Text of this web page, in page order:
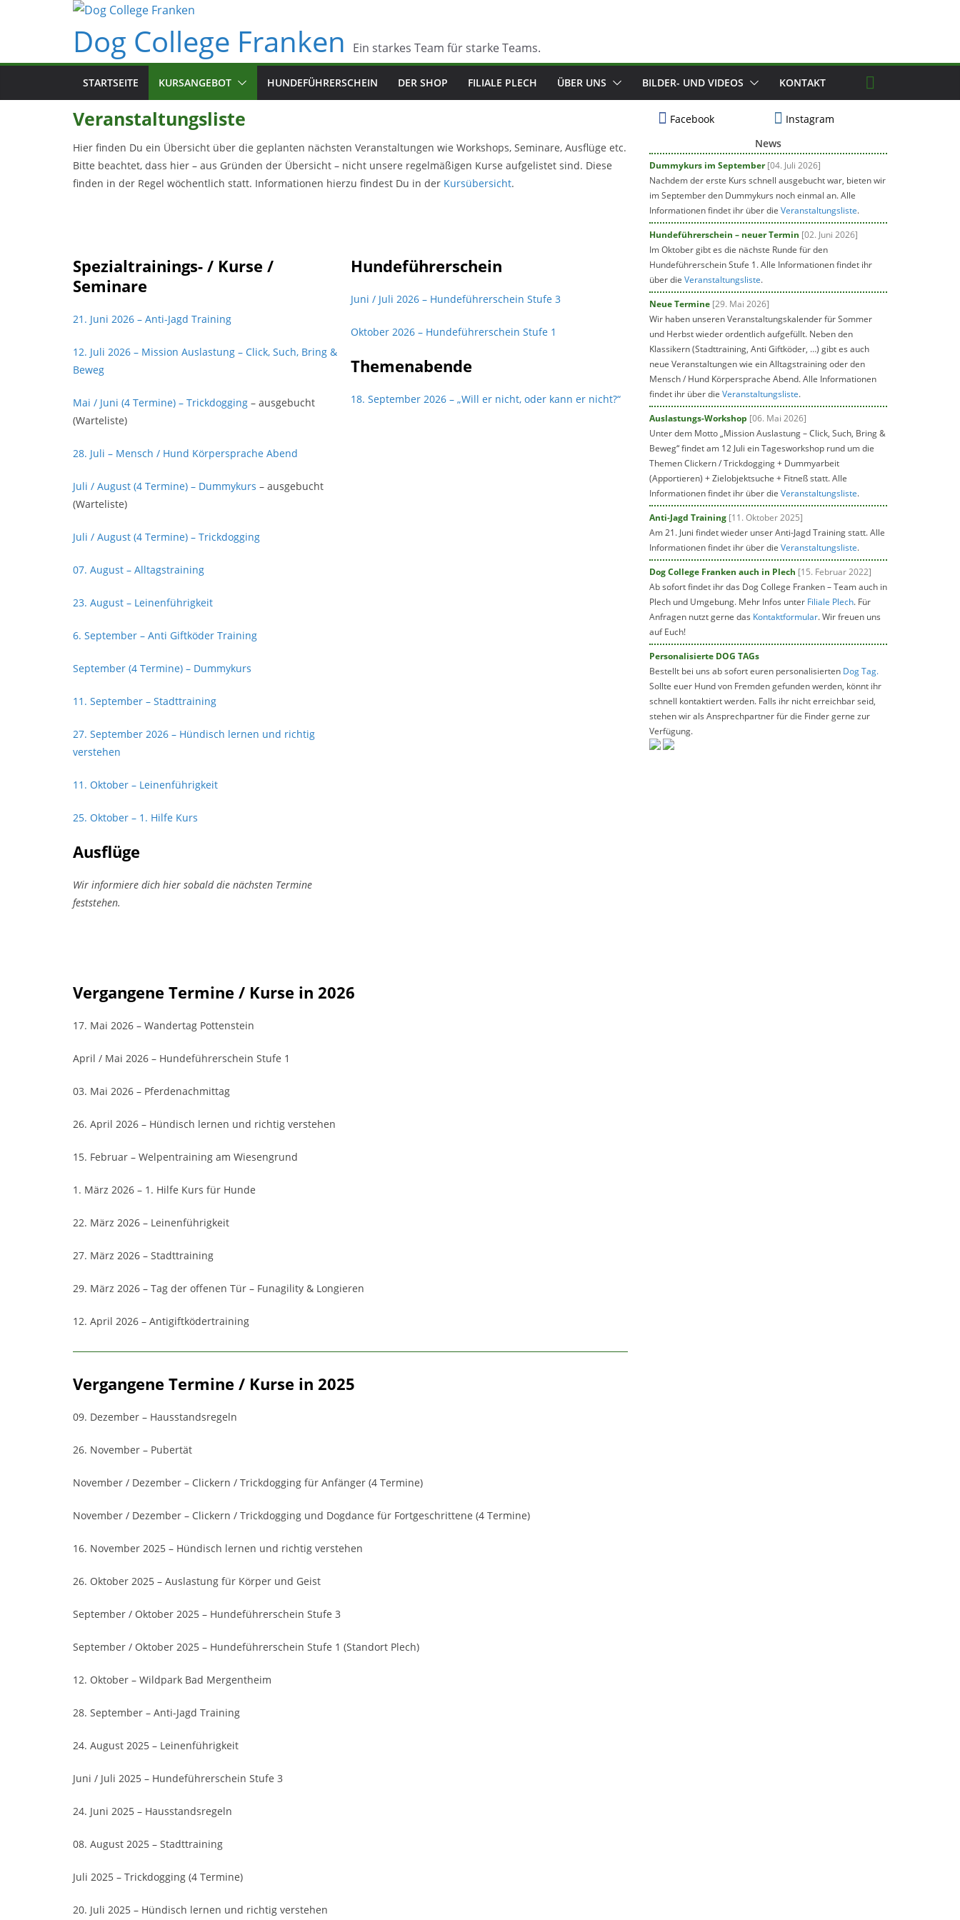
Dog College Franken Ein starkes Team für starke Teams.
STARTSEITE KURSANGEBOT HUNDEFÜHRERSCHEIN DER SHOP FILIALE PLECH ÜBER UNS BILDER- UND VIDEOS KONTAKT
Veranstaltungsliste
Hier finden Du ein Übersicht über die geplanten nächsten Veranstaltungen wie Workshops, Seminare, Ausflüge etc.
Bitte beachtet, dass hier – aus Gründen der Übersicht – nicht unsere regelmäßigen Kurse aufgelistet sind. Diese
finden in der Regel wöchentlich statt. Informationen hierzu findest Du in der Kursübersicht.
Spezialtrainings- / Kurse /
Seminare
21. Juni 2026 – Anti-Jagd Training
12. Juli 2026 – Mission Auslastung – Click, Such, Bring &
Beweg
Mai / Juni (4 Termine) – Trickdogging – ausgebucht
(Warteliste)
28. Juli – Mensch / Hund Körpersprache Abend
Juli / August (4 Termine) – Dummykurs – ausgebucht
(Warteliste)
Juli / August (4 Termine) – Trickdogging
07. August – Alltagstraining
23. August – Leinenführigkeit
6. September – Anti Giftköder Training
September (4 Termine) – Dummykurs
11. September – Stadttraining
27. September 2026 – Hündisch lernen und richtig
verstehen
11. Oktober – Leinenführigkeit
25. Oktober – 1. Hilfe Kurs
Ausflüge
Wir informiere dich hier sobald die nächsten Termine
feststehen.
Hundeführerschein
Juni / Juli 2026 – Hundeführerschein Stufe 3
Oktober 2026 – Hundeführerschein Stufe 1
Themenabende
18. September 2026 – „Will er nicht, oder kann er nicht?“
Vergangene Termine / Kurse in 2026
17. Mai 2026 – Wandertag Pottenstein
April / Mai 2026 – Hundeführerschein Stufe 1
03. Mai 2026 – Pferdenachmittag
26. April 2026 – Hündisch lernen und richtig verstehen
15. Februar – Welpentraining am Wiesengrund
1. März 2026 – 1. Hilfe Kurs für Hunde
22. März 2026 – Leinenführigkeit
27. März 2026 – Stadttraining
29. März 2026 – Tag der offenen Tür – Funagility & Longieren
12. April 2026 – Antigiftködertraining
Vergangene Termine / Kurse in 2025
09. Dezember – Hausstandsregeln
26. November – Pubertät
November / Dezember – Clickern / Trickdogging für Anfänger (4 Termine)
November / Dezember – Clickern / Trickdogging und Dogdance für Fortgeschrittene (4 Termine)
16. November 2025 – Hündisch lernen und richtig verstehen
26. Oktober 2025 – Auslastung für Körper und Geist
September / Oktober 2025 – Hundeführerschein Stufe 3
September / Oktober 2025 – Hundeführerschein Stufe 1 (Standort Plech)
12. Oktober – Wildpark Bad Mergentheim
28. September – Anti-Jagd Training
24. August 2025 – Leinenführigkeit
Juni / Juli 2025 – Hundeführerschein Stufe 3
24. Juni 2025 – Hausstandsregeln
08. August 2025 – Stadttraining
Juli 2025 – Trickdogging (4 Termine)
20. Juli 2025 – Hündisch lernen und richtig verstehen
Facebook
Instagram
News
Dummykurs im September[04. Juli 2026]
Nachdem der erste Kurs schnell ausgebucht war, bieten wir
im September den Dummykurs noch einmal an. Alle
Informationen findet ihr über die Veranstaltungsliste.
Hundeführerschein – neuer Termin [02. Juni 2026]
Im Oktober gibt es die nächste Runde für den
Hundeführerschein Stufe 1. Alle Informationen findet ihr
über die Veranstaltungsliste.
Neue Termine [29. Mai 2026]
Wir haben unseren Veranstaltungskalender für Sommer
und Herbst wieder ordentlich aufgefüllt. Neben den
Klassikern (Stadttraining, Anti Giftköder, …) gibt es auch
neue Veranstaltungen wie ein Alltagstraining oder den
Mensch / Hund Körpersprache Abend. Alle Informationen
findet ihr über die Veranstaltungsliste.
Auslastungs-Workshop [06. Mai 2026]
Unter dem Motto „Mission Auslastung – Click, Such, Bring &
Beweg“ findet am 12 Juli ein Tagesworkshop rund um die
Themen Clickern / Trickdogging + Dummyarbeit
(Apportieren) + Zielobjektsuche + Fitneß statt. Alle
Informationen findet ihr über die Veranstaltungsliste.
Anti-Jagd Training [11. Oktober 2025]
Am 21. Juni findet wieder unser Anti-Jagd Training statt. Alle
Informationen findet ihr über die Veranstaltungsliste.
Dog College Franken auch in Plech [15. Februar 2022]
Ab sofort findet ihr das Dog College Franken – Team auch in
Plech und Umgebung. Mehr Infos unter Filiale Plech. Für
Anfragen nutzt gerne das Kontaktformular. Wir freuen uns
auf Euch!
Personalisierte DOG TAGs
Bestellt bei uns ab sofort euren personalisierten Dog Tag.
Sollte euer Hund von Fremden gefunden werden, könnt ihr
schnell kontaktiert werden. Falls ihr nicht erreichbar seid,
stehen wir als Ansprechpartner für die Finder gerne zur
Verfügung.